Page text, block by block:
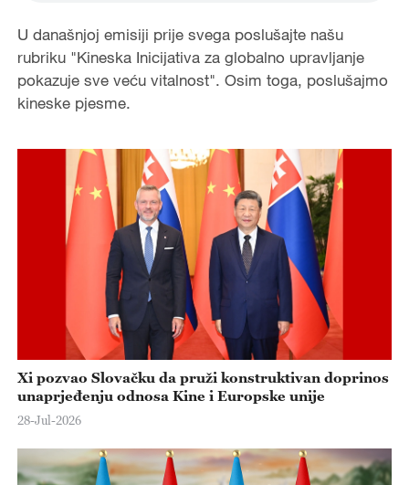
U današnjoj emisiji prije svega poslušajte našu
rubriku "Kineska Inicijativa za globalno upravljanje
pokazuje sve veću vitalnost". Osim toga, poslušajmo
kineske pjesme.
Xi pozvao Slovačku da pruži konstruktivan doprinos
unaprjeđenju odnosa Kine i Europske unije
28-Jul-2026